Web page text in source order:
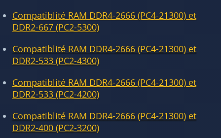
Compatiblité RAM DDR4-2666 (PC4-21300) et
DDR2-667 (PC2-5300)
Compatiblité RAM DDR4-2666 (PC4-21300) et
DDR2-533 (PC2-4300)
Compatiblité RAM DDR4-2666 (PC4-21300) et
DDR2-533 (PC2-4200)
Compatiblité RAM DDR4-2666 (PC4-21300) et
DDR2-400 (PC2-3200)